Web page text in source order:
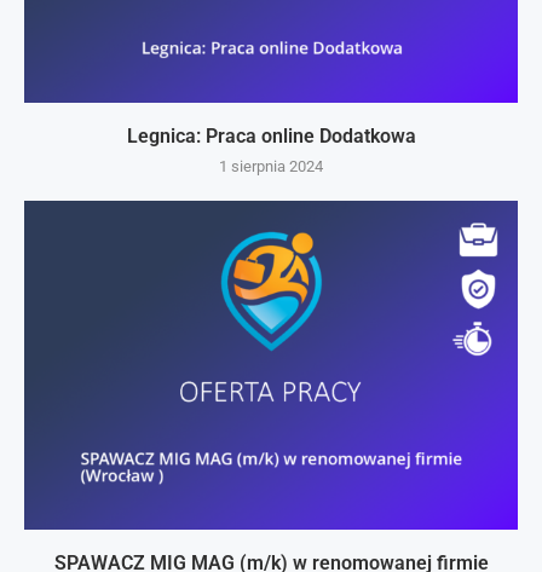
Legnica: Praca online Dodatkowa
1 sierpnia 2024
SPAWACZ MIG MAG (m/k) w renomowanej firmie